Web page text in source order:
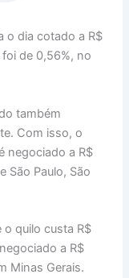
o dia cotado a R$
de 0,56%, no
também
Com isso, o
negociado a R$
São Paulo, São
o quilo custa R$
a R$
Minas Gerais.